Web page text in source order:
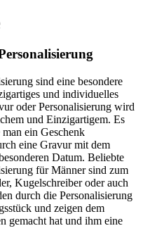
sind eine besondere
und individuelles
oder Personalisierung wird
und Einzigartigem. Es
ein Geschenk
eine Gravur mit dem
Datum. Beliebte
für Männer sind zum
Kugelschreiber oder auch
durch die Personalisierung
und zeigen dem
gemacht hat und ihm eine